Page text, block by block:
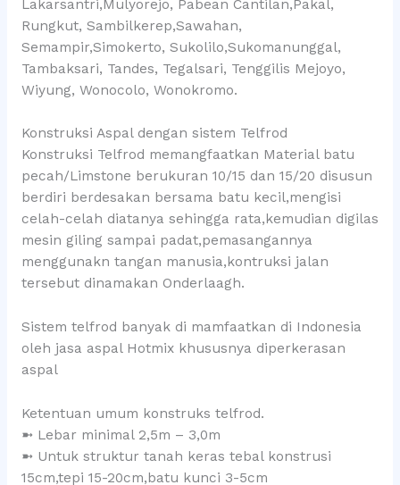
Lakarsantri,Mulyorejo, Pabean Cantilan,Pakal,
Rungkut, Sambilkerep,Sawahan,
Semampir,Simokerto, Sukolilo,Sukomanunggal,
Tambaksari, Tandes, Tegalsari, Tenggilis Mejoyo,
Wiyung, Wonocolo, Wonokromo.
Konstruksi Aspal dengan sistem Telfrod
Konstruksi Telfrod memangfaatkan Material batu
pecah/Limstone berukuran 10/15 dan 15/20 disusun
berdiri berdesakan bersama batu kecil,mengisi
celah-celah diatanya sehingga rata,kemudian digilas
mesin giling sampai padat,pemasangannya
menggunakn tangan manusia,kontruksi jalan
tersebut dinamakan Onderlaagh.
Sistem telfrod banyak di mamfaatkan di Indonesia
oleh jasa aspal Hotmix khususnya diperkerasan
aspal
Ketentuan umum konstruks telfrod.
➼ Lebar minimal 2,5m – 3,0m
➼ Untuk struktur tanah keras tebal konstrusi
15cm,tepi 15-20cm,batu kunci 3-5cm